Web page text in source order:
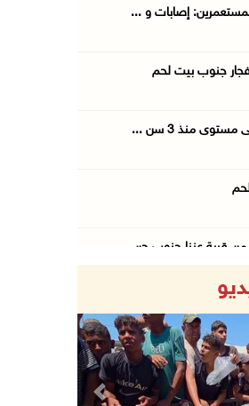
إصابات و ...
جنوب بيت لحم
منذ 3 سن ...
قرية عنزا جنوب جن ...
ويقتحم بلدات شرق ...
Previous